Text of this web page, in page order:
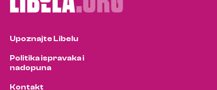
Upoznajte Libelu
Politika ispravaka i
nadopuna
Kontakt